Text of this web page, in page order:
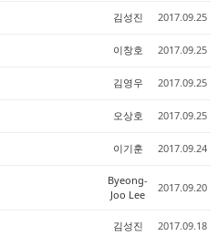
김성진 2017.09.25
이창호 2017.09.25
김영우 2017.09.25
오상호 2017.09.25
이기훈 2017.09.24
Byeong-
Joo Lee
2017.09.20
김성진 2017.09.18